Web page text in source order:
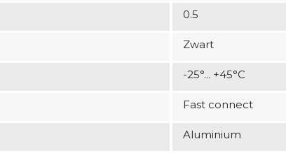
0.5
Zwart
-25°... +45°C
Fast connect
Aluminium